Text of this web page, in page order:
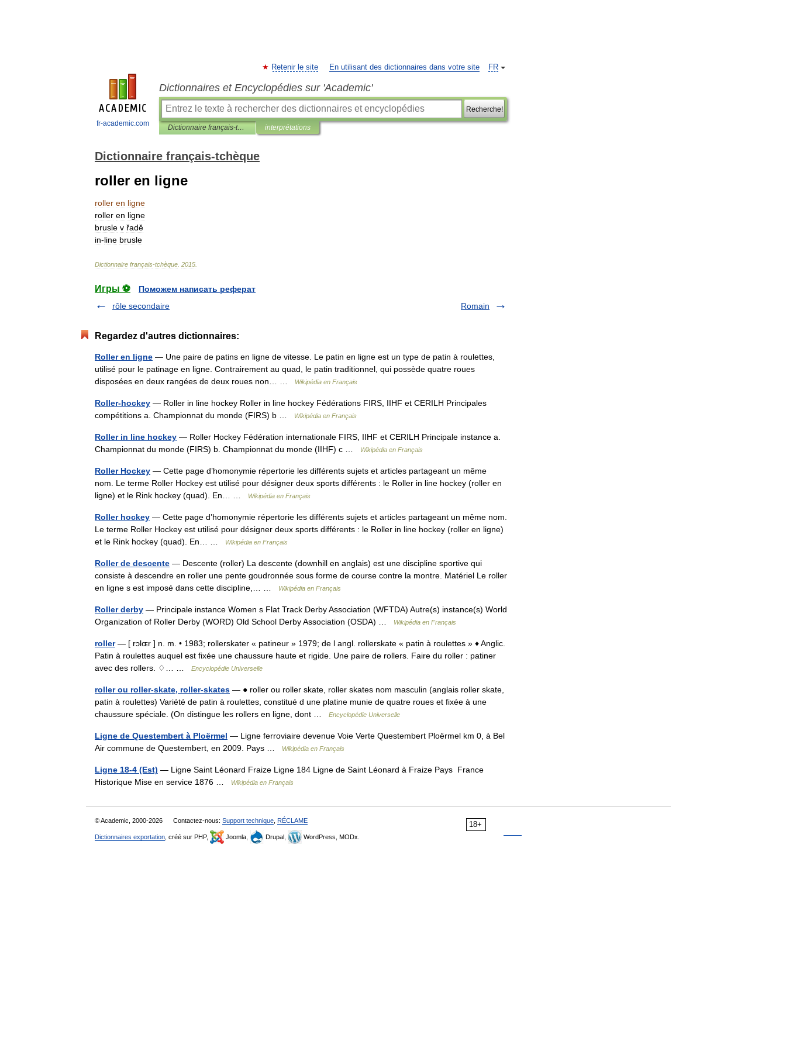
fr-academic.com
FR
Retenir le site En utilisant des dictionnaires dans votre site
Dictionnaires et Encyclopédies sur 'Academic'
Recherche!
Dictionnaire français-tchèque interprétations
Dictionnaire français-tchèque
roller en ligne
roller en ligne
roller en ligne
brusle v řadě
in-line brusle
Dictionnaire français-tchèque 2015
Игры ⚽
Поможем написать реферат
rôle secondaire
Romain
Regardez d'autres dictionnaires:
Roller en ligne — Une paire de patins en ligne de vitesse. Le patin en ligne est un type de patin à roulettes,
utilisé pour le patinage en ligne. Contrairement au quad, le patin traditionnel, qui possède quatre roues
disposées en deux rangées de deux roues non… …
Wikipédia en Français
Roller-hockey — Roller in line hockey Roller in line hockey Fédérations FIRS, IIHF et CERILH Principales
compétitions a. Championnat du monde (FIRS) b …
Wikipédia en Français
Roller in line hockey — Roller Hockey Fédération internationale FIRS, IIHF et CERILH Principale instance a.
Championnat du monde (FIRS) b. Championnat du monde (IIHF) c …
Wikipédia en Français
Roller Hockey — Cette page d’homonymie répertorie les différents sujets et articles partageant un même
nom. Le terme Roller Hockey est utilisé pour désigner deux sports différents : le Roller in line hockey (roller en
ligne) et le Rink hockey (quad). En… …
Wikipédia en Français
Roller hockey — Cette page d’homonymie répertorie les différents sujets et articles partageant un même nom.
Le terme Roller Hockey est utilisé pour désigner deux sports différents : le Roller in line hockey (roller en ligne)
et le Rink hockey (quad). En… …
Wikipédia en Français
Roller de descente — Descente (roller) La descente (downhill en anglais) est une discipline sportive qui
consiste à descendre en roller une pente goudronnée sous forme de course contre la montre. Matériel Le roller
en ligne s est imposé dans cette discipline,… …
Wikipédia en Français
Roller derby — Principale instance Women s Flat Track Derby Association (WFTDA) Autre(s) instance(s) World
Organization of Roller Derby (WORD) Old School Derby Association (OSDA) …
Wikipédia en Français
roller— [ rɔlɶr ] n. m. • 1983; rollerskater « patineur » 1979; de l angl. rollerskate « patin à roulettes » ♦ Anglic.
Patin à roulettes auquel est fixée une chaussure haute et rigide. Une paire de rollers. Faire du roller : patiner
avec des rollers. ♢… …
Encyclopédie Universelle
roller ou roller-skate, roller-skates — ● roller ou roller skate, roller skates nom masculin (anglais roller skate,
patin à roulettes) Variété de patin à roulettes, constitué d une platine munie de quatre roues et fixée à une
chaussure spéciale. (On distingue les rollers en ligne, dont …
Encyclopédie Universelle
Ligne de Questembert à Ploërmel — Ligne ferroviaire devenue Voie Verte Questembert Ploërmel km 0, à Bel
Air commune de Questembert, en 2009. Pays …
Wikipédia en Français
Ligne 18-4 (Est) — Ligne Saint Léonard Fraize Ligne 184 Ligne de Saint Léonard à Fraize Pays France
Historique Mise en service 1876 …
Wikipédia en Français
18+
© Academic, 2000-2026 Contactez-nous: Support technique RÉCLAME
Dictionnaires exportation , créé sur PHP, Joomla, Drupal, WordPress, MODx.